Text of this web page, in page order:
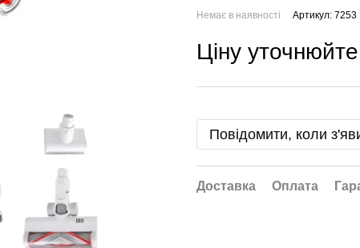
Немає в наявності Артикул: 7253
Ціну уточнюйте
Повідомити, коли
Доставка Оплата